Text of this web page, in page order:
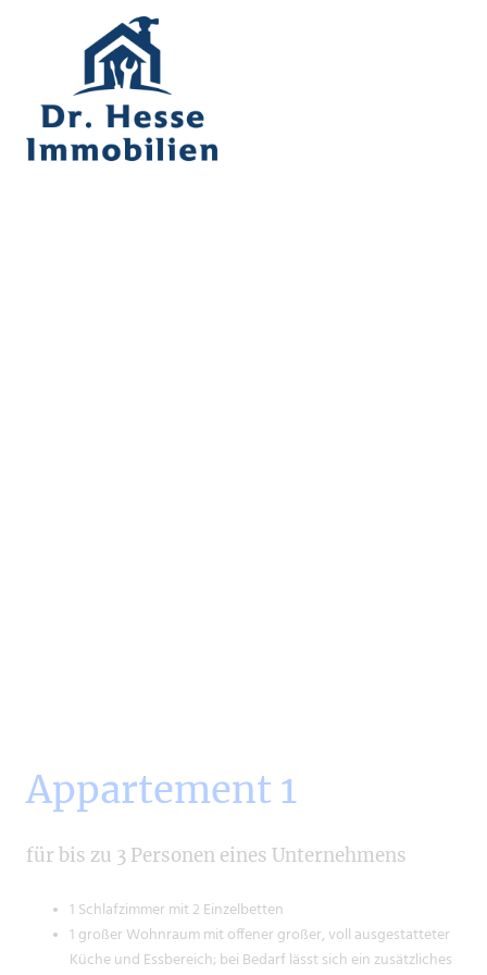
Appartement 1
für bis zu 3 Personen eines Unternehmens
1 Schlafzimmer mit 2 Einzelbetten
1 großer Wohnraum mit offener großer, voll ausgestatteter
Küche und Essbereich; bei Bedarf lässt sich ein zusätzliches